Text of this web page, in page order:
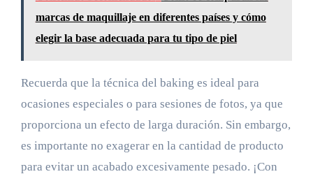
marcas de maquillaje en diferentes países y cómo
elegir la base adecuada para tu tipo de piel
Recuerda que la técnica del baking es ideal para
ocasiones especiales o para sesiones de fotos, ya que
proporciona un efecto de larga duración. Sin embargo,
es importante no exagerar en la cantidad de producto
para evitar un acabado excesivamente pesado. ¡Con